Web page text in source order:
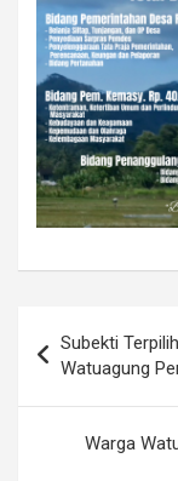
pos
Subekti
Watuagung
Warga